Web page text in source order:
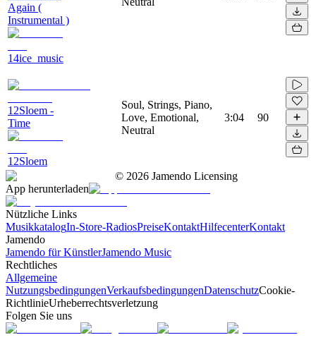
Again (
Instrumental )
14ice_music
12Sloem -
Time
12Sloem
Soul, Strings, Piano,
Love, Emotional,
Neutral
3:04 90
© 2026 Jamendo Licensing
App herunterladen
Nützliche Links
MusikkatalogIn-Store-RadiosPreiseKontaktHilfecenterKontakt
Jamendo
Jamendo für KünstlerJamendo Music
Rechtliches
Allgemeine
NutzungsbedingungenVerkaufsbedingungenDatenschutzCookie-
RichtlinieUrheberrechtsverletzung
Folgen Sie uns